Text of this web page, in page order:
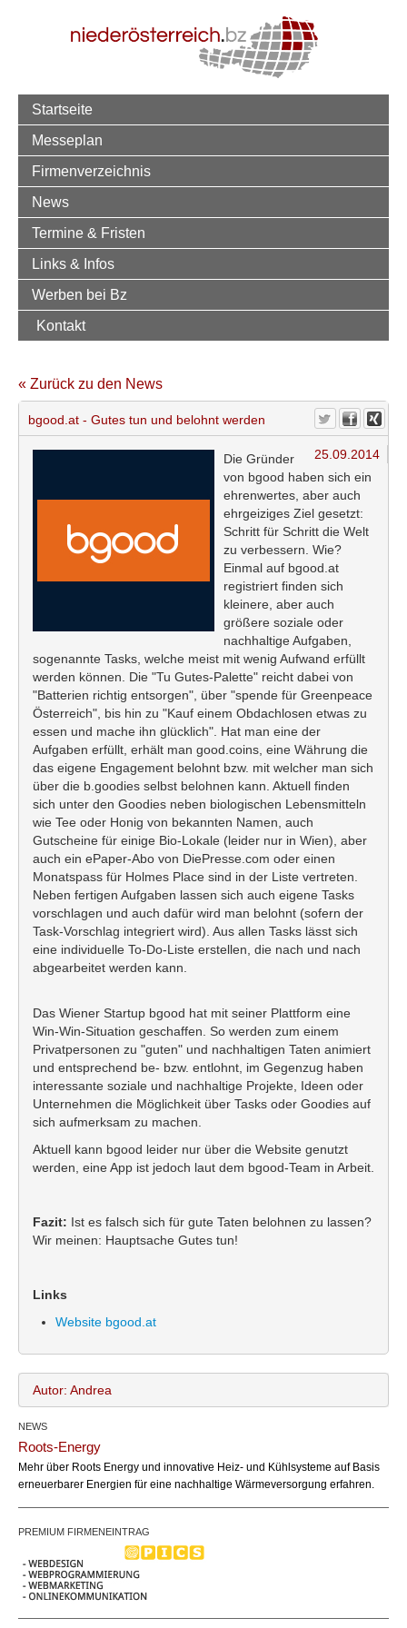
Startseite
Messeplan
Firmenverzeichnis
News
Termine & Fristen
Links & Infos
Werben bei Bz
Kontakt
« Zurück zu den News
bgood.at - Gutes tun und belohnt werden
25.09.2014
Die Gründer
von bgood haben sich ein
ehrenwertes, aber auch
ehrgeiziges Ziel gesetzt:
Schritt für Schritt die Welt
zu verbessern. Wie?
Einmal auf bgood.at
registriert finden sich
kleinere, aber auch
größere soziale oder
nachhaltige Aufgaben,
sogenannte Tasks, welche meist mit wenig Aufwand erfüllt
werden können. Die "Tu Gutes-Palette" reicht dabei von
"Batterien richtig entsorgen", über "spende für Greenpeace
Österreich", bis hin zu "Kauf einem Obdachlosen etwas zu
essen und mache ihn glücklich". Hat man eine der
Aufgaben erfüllt, erhält man good.coins, eine Währung die
das eigene Engagement belohnt bzw. mit welcher man sich
über die b.goodies selbst belohnen kann. Aktuell finden
sich unter den Goodies neben biologischen Lebensmitteln
wie Tee oder Honig von bekannten Namen, auch
Gutscheine für einige Bio-Lokale (leider nur in Wien), aber
auch ein ePaper-Abo von DiePresse.com oder einen
Monatspass für Holmes Place sind in der Liste vertreten.
Neben fertigen Aufgaben lassen sich auch eigene Tasks
vorschlagen und auch dafür wird man belohnt (sofern der
Task-Vorschlag integriert wird). Aus allen Tasks lässt sich
eine individuelle To-Do-Liste erstellen, die nach und nach
abgearbeitet werden kann.
Das Wiener Startup bgood hat mit seiner Plattform eine
Win-Win-Situation geschaffen. So werden zum einem
Privatpersonen zu "guten" und nachhaltigen Taten animiert
und entsprechend be- bzw. entlohnt, im Gegenzug haben
interessante soziale und nachhaltige Projekte, Ideen oder
Unternehmen die Möglichkeit über Tasks oder Goodies auf
sich aufmerksam zu machen.
Aktuell kann bgood leider nur über die Website genutzt
werden, eine App ist jedoch laut dem bgood-Team in Arbeit.
Fazit: Ist es falsch sich für gute Taten belohnen zu lassen?
Wir meinen: Hauptsache Gutes tun!
Links
Website bgood.at
Autor: Andrea
NEWS
Roots-Energy
Mehr über Roots Energy und innovative Heiz- und Kühlsysteme auf Basis
erneuerbarer Energien für eine nachhaltige Wärmeversorgung erfahren.
PREMIUM FIRMENEINTRAG